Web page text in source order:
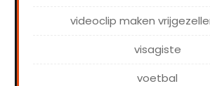
videoclip maken
visagiste
voetbal